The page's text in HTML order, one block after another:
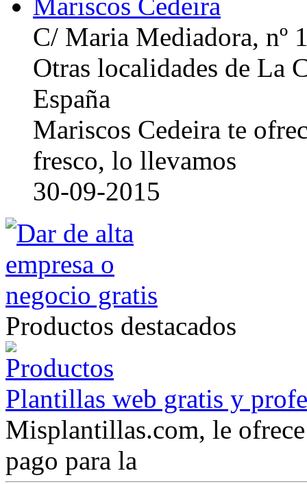
C/ Maria Mediadora, nº
Otras localidades de La
España
Mariscos Cedeira te
fresco, lo llevamos
30-09-2015
Productos destacados
Plantillas web gratis y
Misplantillas.com, le
pago para la